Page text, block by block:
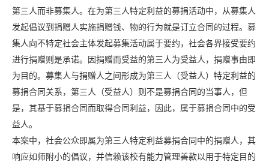
第三人而非募集人。在为第三人特定利益的募捐活动中，从募集人
发起倡议到捐赠人实施捐赠钱、物的行为就是订立合同的过程。募
集人向不特定社会主体发起募集活动属于要约，社会各界接受要约
进行捐赠则是承诺。因捐赠而受益的第三人为受益人，捐赠事由即
为目的。募集人与捐赠人之间形成为第三人（受益人）特定利益的
募捐合同关系，第三人（受益人）则不是募捐合同的当事人，但
是，其基于募捐合同而取得合同利益，因此，属于募捐合同中的受
益人。
本案中，社会公众即属为第三人特定利益募捐合同中的捐赠人，其
响应如师附小的倡议，并信赖该校有能力管理善款以用于特定目的